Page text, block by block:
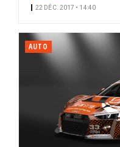
22 DÉC. 2017 • 14:40
AUTO